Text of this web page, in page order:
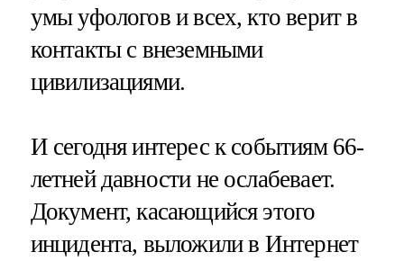
умы уфологов и всех, кто верит в
контакты с внеземными
цивилизациями.
И сегодня интерес к событиям 66-
летней давности не ослабевает.
Документ, касающийся этого
инцидента, выложили в Интернет